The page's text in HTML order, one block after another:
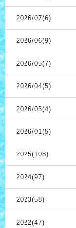
2026/07(6)
2026/06(9)
2026/05(7)
2026/04(5)
2026/03(4)
2026/01(5)
2025(108)
2024(97)
2023(58)
2022(47)